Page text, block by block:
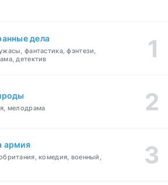
дела
фантастика, фэнтези,
детектив
мелодрама
армия
комедия, военный,